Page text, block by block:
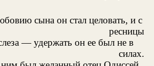
сына он стал целовать, и с
ресницы
— удержать он ее был не в
силах.